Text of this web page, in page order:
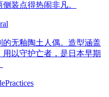
装点得热闹非凡。
无釉陶土人偶。造型涵盖
以守护亡者，是日本早期
Practices